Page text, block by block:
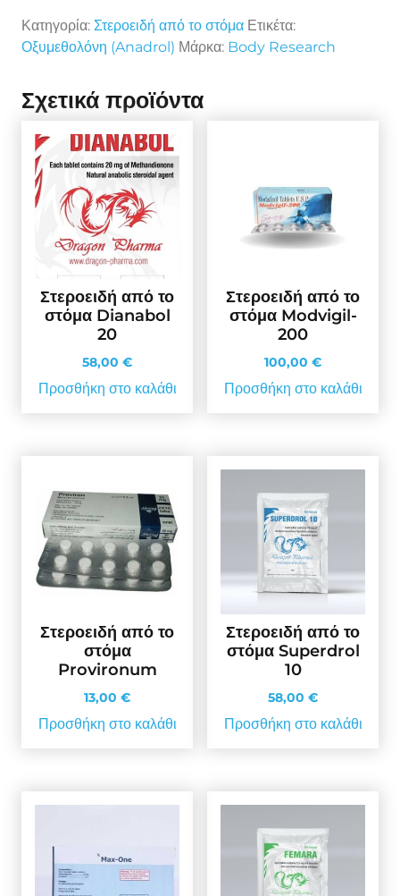
Κατηγορία: Στεροειδή από το στόμα Ετικέτα:
Οξυμεθολόνη (Anadrol) Μάρκα: Body Research
Σχετικά προϊόντα
Στεροειδή από το
στόμα Dianabol
20
58,00 €
Προσθήκη στο καλάθι
Στεροειδή από το
στόμα Modvigil-
200
100,00 €
Προσθήκη στο καλάθι
Στεροειδή από το
στόμα
Provironum
13,00 €
Προσθήκη στο καλάθι
Στεροειδή από το
στόμα Superdrol
10
58,00 €
Προσθήκη στο καλάθι